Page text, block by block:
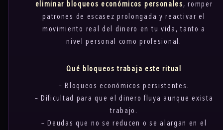
eliminar bloqueos económicos personales, romper
patrones de escasez prolongada y reactivar el
movimiento real del dinero en tu vida, tanto a
nivel personal como profesional.
Qué bloqueos trabaja este ritual
– Bloqueos económicos persistentes.
– Dificultad para que el dinero fluya aunque exista
trabajo.
– Deudas que no se reducen o se alargan en el